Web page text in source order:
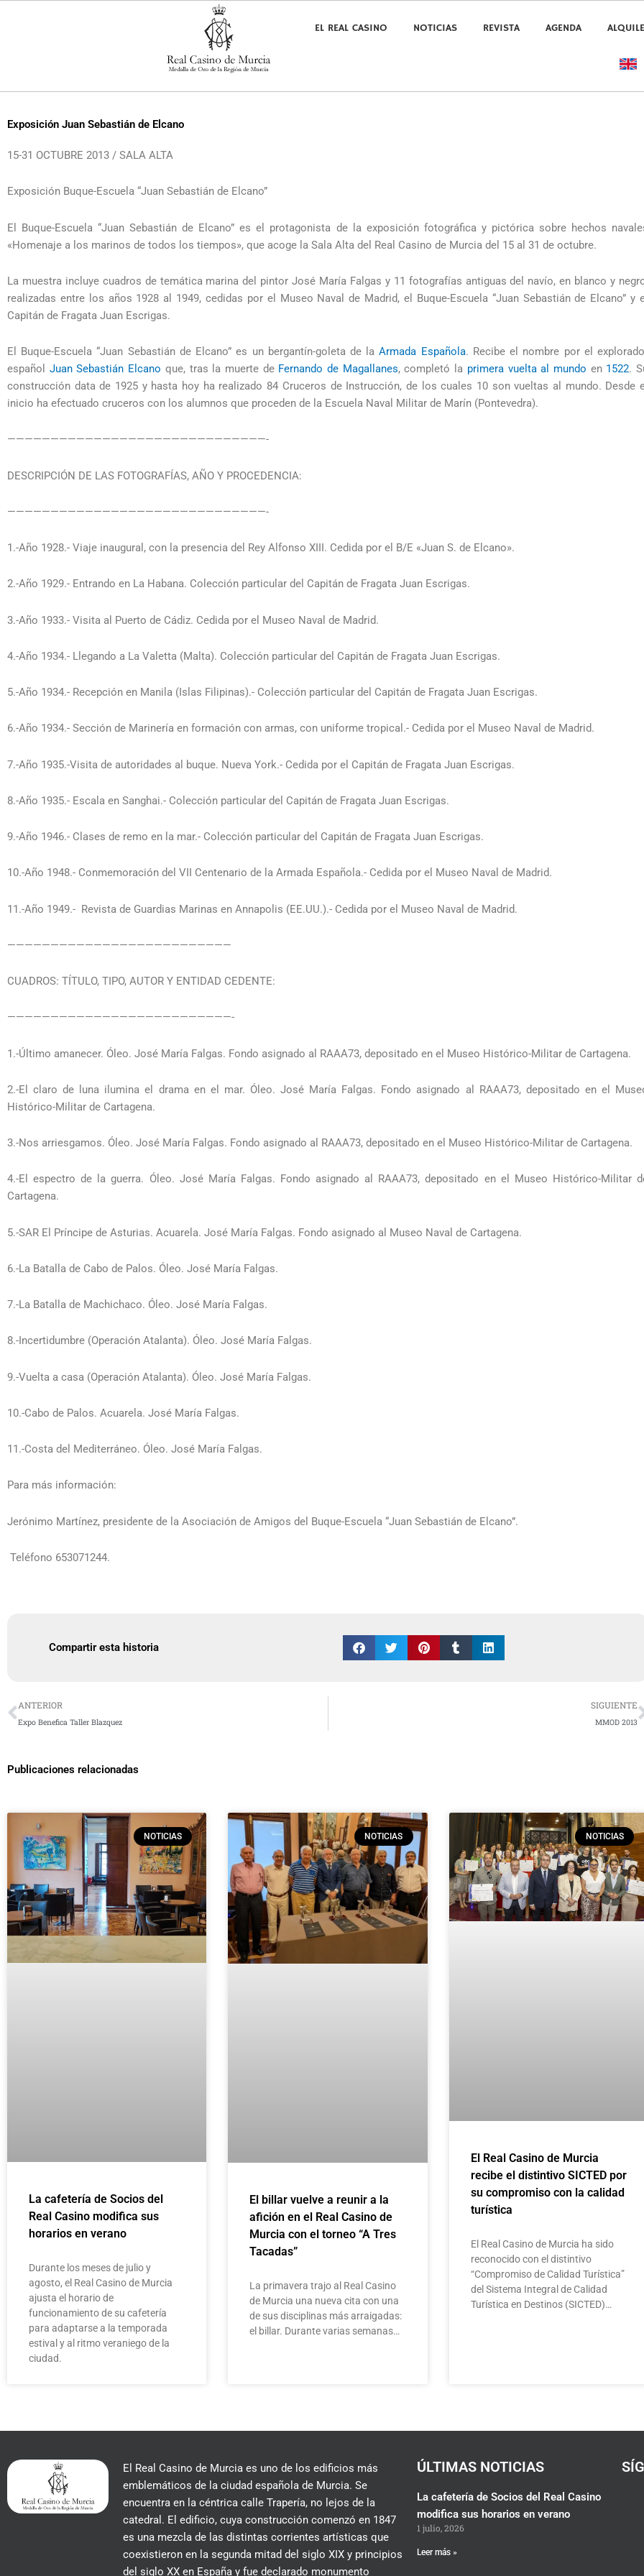
EL REAL CASINO NOTICIAS REVISTA AGENDA
Exposición Juan Sebastián de Elcano
15-31 OCTUBRE 2013 / SALA ALTA
Exposición Buque-Escuela “Juan Sebastián de Elcano”
El Buque-Escuela “Juan Sebastián de Elcano” es el protagonista de la exposición fotográfica y pictórica sobre hechos
«Homenaje a los marinos de todos los tiempos», que acoge la Sala Alta del Real Casino de Murcia del 15 al 31 de octubre.
La muestra incluye cuadros de temática marina del pintor José María Falgas y 11 fotografías antiguas del navío, en blanco y
realizadas entre los años 1928 al 1949, cedidas por el Museo Naval de Madrid, el Buque-Escuela “Juan Sebastián de Elcano” y
Capitán de Fragata Juan Escrigas.
El Buque-Escuela “Juan Sebastián de Elcano” es un bergantín-goleta de laArmada Española. Recibe el nombre por el
español Juan Sebastián Elcano que, tras la muerte de Fernando de Magallanes, completó la primera vuelta al mundo en 1522.
construcción data de 1925 y hasta hoy ha realizado 84 Cruceros de Instrucción, de los cuales 10 son vueltas al mundo. Desde
inicio ha efectuado cruceros con los alumnos que proceden de la Escuela Naval Militar de Marín (Pontevedra).
——————————————————————————————-
DESCRIPCIÓN DE LAS FOTOGRAFÍAS, AÑO Y PROCEDENCIA:
——————————————————————————————-
1.-Año 1928.- Viaje inaugural, con la presencia del Rey Alfonso XIII. Cedida por el B/E «Juan S. de Elcano».
2.-Año 1929.- Entrando en La Habana. Colección particular del Capitán de Fragata Juan Escrigas.
3.-Año 1933.- Visita al Puerto de Cádiz. Cedida por el Museo Naval de Madrid.
4.-Año 1934.- Llegando a La Valetta (Malta). Colección particular del Capitán de Fragata Juan Escrigas.
5.-Año 1934.- Recepción en Manila (Islas Filipinas).- Colección particular del Capitán de Fragata Juan Escrigas.
6.-Año 1934.- Sección de Marinería en formación con armas, con uniforme tropical.- Cedida por el Museo Naval de Madrid.
7.-Año 1935.-Visita de autoridades al buque. Nueva York.- Cedida por el Capitán de Fragata Juan Escrigas.
8.-Año 1935.- Escala en Sanghai.- Colección particular del Capitán de Fragata Juan Escrigas.
9.-Año 1946.- Clases de remo en la mar.- Colección particular del Capitán de Fragata Juan Escrigas.
10.-Año 1948.- Conmemoración del VII Centenario de la Armada Española.- Cedida por el Museo Naval de Madrid.
11.-Año 1949.- Revista de Guardias Marinas en Annapolis (EE.UU.).- Cedida por el Museo Naval de Madrid.
——————————————————————————
CUADROS: TÍTULO, TIPO, AUTOR Y ENTIDAD CEDENTE:
——————————————————————————-
1.-Último amanecer. Óleo. José María Falgas. Fondo asignado al RAAA73, depositado en el Museo Histórico-Militar de Cartagena.
2.-El claro de luna ilumina el drama en el mar. Óleo. José María Falgas. Fondo asignado al RAAA73, depositado en el
Histórico-Militar de Cartagena.
3.-Nos arriesgamos. Óleo. José María Falgas. Fondo asignado al RAAA73, depositado en el Museo Histórico-Militar de Cartagena.
4.-El espectro de la guerra. Óleo. José María Falgas. Fondo asignado al RAAA73, depositado en el Museo Histórico-Militar
Cartagena.
5.-SAR El Príncipe de Asturias. Acuarela. José María Falgas. Fondo asignado al Museo Naval de Cartagena.
6.-La Batalla de Cabo de Palos. Óleo. José María Falgas.
7.-La Batalla de Machichaco. Óleo. José María Falgas.
8.-Incertidumbre (Operación Atalanta). Óleo. José María Falgas.
9.-Vuelta a casa (Operación Atalanta). Óleo. José María Falgas.
10.-Cabo de Palos. Acuarela. José María Falgas.
11.-Costa del Mediterráneo. Óleo. José María Falgas.
Para más información:
Jerónimo Martínez, presidente de la Asociación de Amigos del Buque-Escuela “Juan Sebastián de Elcano”.
Teléfono 653071244.
Compartir esta historia
Ant
ANTERIOR
Expo Benefica Taller Blazquez
SIGUIENTE
MMOD 2013
Publicaciones relacionadas
NOTICIAS
La cafetería de Socios del
Real Casino modifica sus
horarios en verano
Durante los meses de julio y
agosto, el Real Casino de Murcia
ajusta el horario de
funcionamiento de su cafetería
para adaptarse a la temporada
estival y al ritmo veraniego de la
ciudad.
NOTICIAS
El billar vuelve a reunir a la
afición en el Real Casino de
Murcia con el torneo “A Tres
Tacadas”
La primavera trajo al Real Casino
de Murcia una nueva cita con una
de sus disciplinas más arraigadas:
el billar. Durante varias semanas…
NOTICIAS
El Real Casino de Murcia
recibe el distintivo SICTED por
su compromiso con la calidad
turística
El Real Casino de Murcia ha sido
reconocido con el distintivo
“Compromiso de Calidad Turística”
del Sistema Integral de Calidad
Turística en Destinos (SICTED)…
El Real Casino de Murcia es uno de los edificios más
emblemáticos de la ciudad española de Murcia. Se
encuentra en la céntrica calle Trapería, no lejos de la
catedral. El edificio, cuya construcción comenzó en 1847
es una mezcla de las distintas corrientes artísticas que
coexistieron en la segunda mitad del siglo XIX y principios
del siglo XX en España y fue declarado monumento
ÚLTIMAS NOTICIAS
La cafetería de Socios del Real Casino
modifica sus horarios en verano
1 julio, 2026
Leer más »